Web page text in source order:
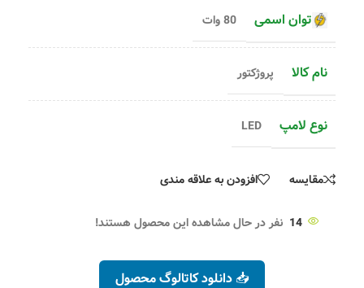
توان اسمی 80 وات
نام کالا پروژکتور
نوع لامپ LED
مقایسه افزودن به علاقه مندی
14 نفر در حال مشاهده این محصول هستند!
📥 دانلود کاتالوگ محصول